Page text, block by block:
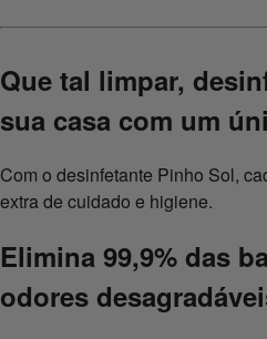
Que tal limpar,
sua casa com um
Com o desinfetante Pinho Sol,
extra de cuidado e higiene.
Elimina 99,9% das
odores